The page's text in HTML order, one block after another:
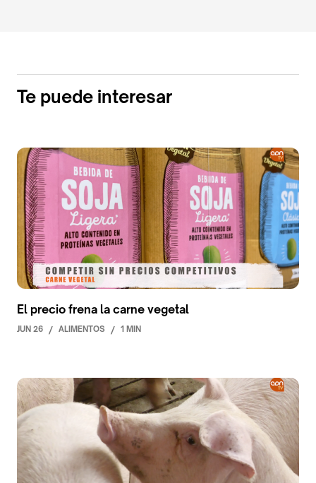
Te puede interesar
El precio frena la carne vegetal
JUN 26 / ALIMENTOS / 1 MIN